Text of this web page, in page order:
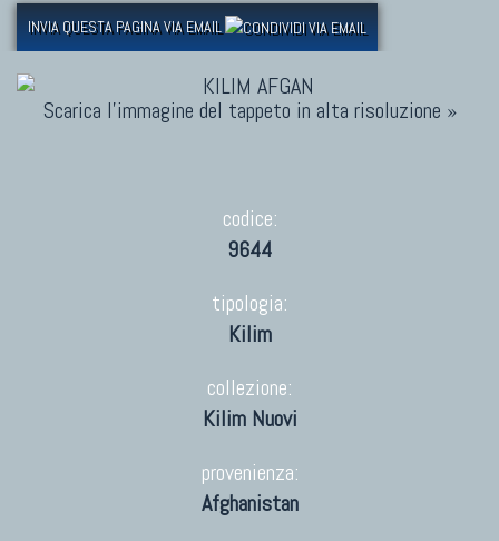
INVIA QUESTA PAGINA VIA EMAIL
Scarica l'immagine del tappeto in alta risoluzione »
codice:
9644
tipologia:
Kilim
collezione:
Kilim Nuovi
provenienza:
Afghanistan